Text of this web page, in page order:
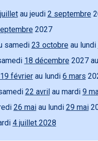
au jeudi 2 septembre
2027
samedi 23 octobre au lundi
18 décembre 2027
19 févrierau lundi 6 mars
22 avril au mardi 9
26 maiau lundi 29 mai
4 juillet 2028